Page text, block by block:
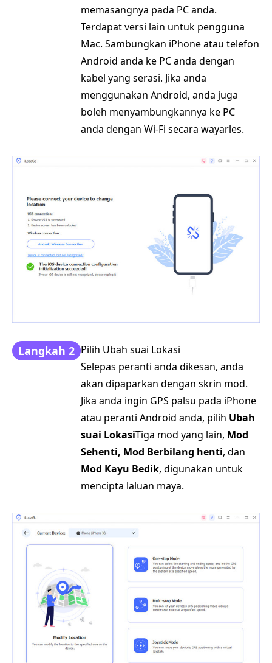
memasangnya pada PC anda.
Terdapat versi lain untuk pengguna
Mac. Sambungkan iPhone atau telefon
Android anda ke PC anda dengan
kabel yang serasi. Jika anda
menggunakan Android, anda juga
boleh menyambungkannya ke PC
anda dengan Wi-Fi secara wayarles.
Langkah 2 Pilih Ubah suai Lokasi
Selepas peranti anda dikesan, anda
akan dipaparkan dengan skrin mod.
Jika anda ingin GPS palsu pada iPhone
atau peranti Android anda, pilih Ubah
suai LokasiTiga mod yang lain, Mod
Sehenti, Mod Berbilang henti, dan
Mod Kayu Bedik, digunakan untuk
mencipta laluan maya.